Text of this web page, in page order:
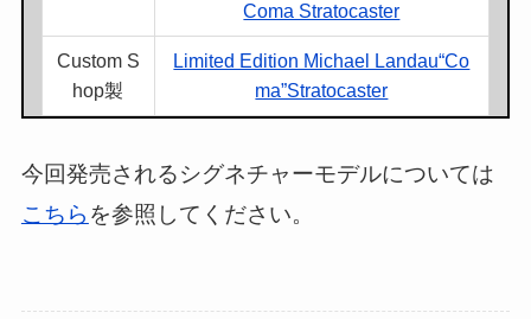
Coma Stratocaster
Custom S
hop製
Limited Edition Michael Landau“Co
ma”Stratocaster
今回発売されるシグネチャーモデルについては
こちら を参照してください。